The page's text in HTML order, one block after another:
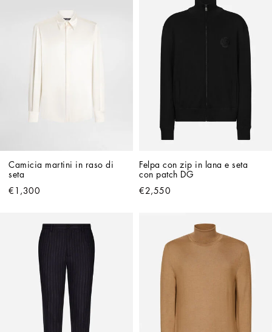
Camicia martini in raso di
seta
€1,300
Felpa con zip in lana e seta
con patch DG
€2,550